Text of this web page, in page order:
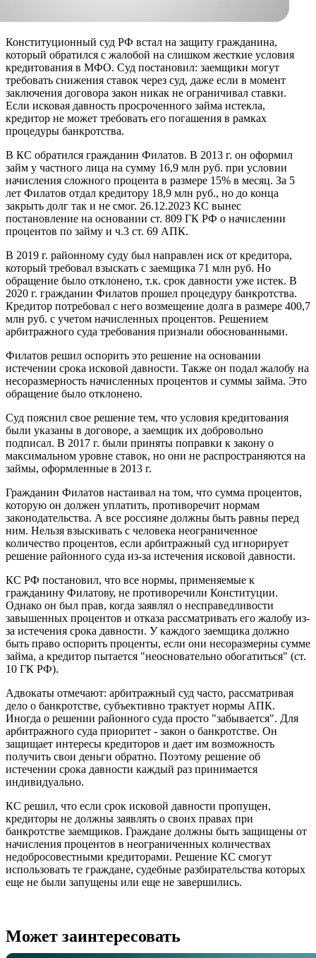
Конституционный суд РФ встал на защиту гражданина,
который обратился с жалобой на слишком жесткие условия
кредитования в МФО. Суд постановил: заемщики могут
требовать снижения ставок через суд, даже если в момент
заключения договора закон никак не ограничивал ставки.
Если исковая давность просроченного займа истекла,
кредитор не может требовать его погашения в рамках
процедуры банкротства.
В КС обратился гражданин Филатов. В 2013 г. он оформил
займ у частного лица на сумму 16,9 млн руб. при условии
начисления сложного процента в размере 15% в месяц. За 5
лет Филатов отдал кредитору 18,9 млн руб., но до конца
закрыть долг так и не смог. 26.12.2023 КС вынес
постановление на основании ст. 809 ГК РФ о начислении
процентов по займу и ч.3 ст. 69 АПК.
В 2019 г. районному суду был направлен иск от кредитора,
который требовал взыскать с заемщика 71 млн руб. Но
обращение было отклонено, т.к. срок давности уже истек. В
2020 г. гражданин Филатов прошел процедуру банкротства.
Кредитор потребовал с него возмещение долга в размере 400,7
млн руб. с учетом начисленных процентов. Решением
арбитражного суда требования признали обоснованными.
Филатов решил оспорить это решение на основании
истечении срока исковой давности. Также он подал жалобу на
несоразмерность начисленных процентов и суммы займа. Это
обращение было отклонено.
Суд пояснил свое решение тем, что условия кредитования
были указаны в договоре, а заемщик их добровольно
подписал. В 2017 г. были приняты поправки к закону о
максимальном уровне ставок, но они не распространяются на
займы, оформленные в 2013 г.
Гражданин Филатов настаивал на том, что сумма процентов,
которую он должен уплатить, противоречит нормам
законодательства. А все россияне должны быть равны перед
ним. Нельзя взыскивать с человека неограниченное
количество процентов, если арбитражный суд игнорирует
решение районного суда из-за истечения исковой давности.
КС РФ постановил, что все нормы, применяемые к
гражданину Филатову, не противоречили Конституции.
Однако он был прав, когда заявлял о несправедливости
завышенных процентов и отказа рассматривать его жалобу из-
за истечения срока давности. У каждого заемщика должно
быть право оспорить проценты, если они несоразмерны сумме
займа, а кредитор пытается "неосновательно обогатиться" (ст.
10 ГК РФ).
Адвокаты отмечают: арбитражный суд часто, рассматривая
дело о банкротстве, субъективно трактует нормы АПК.
Иногда о решении районного суда просто "забывается". Для
арбитражного суда приоритет - закон о банкротстве. Он
защищает интересы кредиторов и дает им возможность
получить свои деньги обратно. Поэтому решение об
истечении срока давности каждый раз принимается
индивидуально.
КС решил, что если срок исковой давности пропущен,
кредиторы не должны заявлять о своих правах при
банкротстве заемщиков. Граждане должны быть защищены от
начисления процентов в неограниченных количествах
недобросовестными кредиторами. Решение КС смогут
использовать те граждане, судебные разбирательства которых
еще не были запущены или еще не завершились.
Может заинтересовать